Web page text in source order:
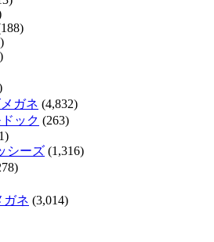
ガネ (4,832)
ック (263)
シーズ (1,316)
ガネ (3,014)